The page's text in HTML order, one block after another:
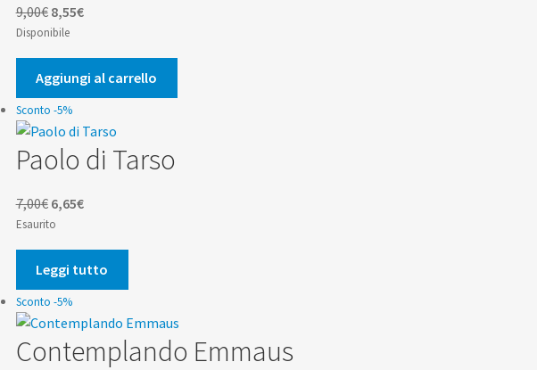
9,00€ Il
prezzo
originale
era:
9,00€.
8,55€Il
attuale
è:
8,55€.
Disponibile
Aggiungi al carrello
Sconto -5%
Paolo di Tarso
7,00€ Il
prezzo
originale
era:
7,00€.
6,65€Il
attuale
è:
6,65€.
Esaurito
Leggi tutto
Sconto -5%
Contemplando Emmaus